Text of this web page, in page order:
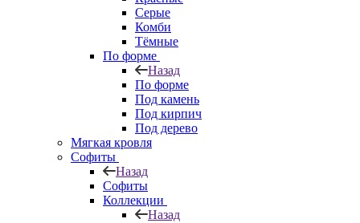
Серые
Комби
Тёмные
По форме
Назад
По форме
Под камень
Под кирпич
Под дерево
Мягкая кровля
Софиты
Назад
Софиты
Коллекции
Назад